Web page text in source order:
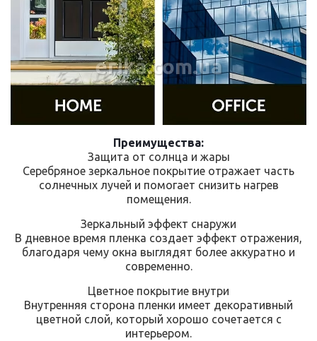
erika.com.ua
Преимущества:
Защита от солнца и жары
Серебряное зеркальное покрытие отражает часть
солнечных лучей и помогает снизить нагрев
помещения.
Зеркальный эффект снаружи
В дневное время пленка создает эффект отражения,
благодаря чему окна выглядят более аккуратно и
современно.
Цветное покрытие внутри
Внутренняя сторона пленки имеет декоративный
цветной слой, который хорошо сочетается с
интерьером.